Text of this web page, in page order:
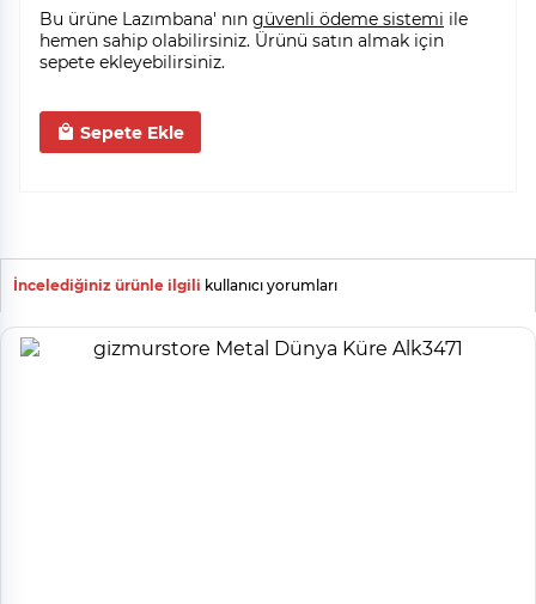
Bu ürüne Lazımbana' nın güvenli ödeme sistemi ile
hemen sahip olabilirsiniz. Ürünü satın almak için
sepete ekleyebilirsiniz.
Sepete Ekle
İncelediğiniz ürünle ilgili kullanıcı yorumları